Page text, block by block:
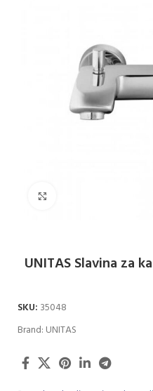
UNITAS Slavina za
SKU: 35048
Brand: UNITAS